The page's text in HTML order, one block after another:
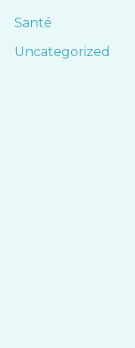
Santé
Uncategorized